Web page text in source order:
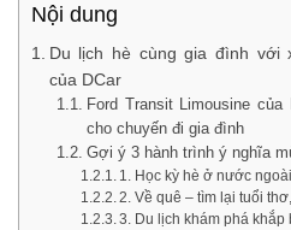
Nội dung
Du lịch hè cùng gia đình với
của DCar
Ford Transit Limousine
cho chuyến đi gia đình
Gợi ý 3 hành trình ý nghĩa
1. Học kỳ hè ở nước
2. Về quê – tìm lại tuổi
3. Du lịch khám phá